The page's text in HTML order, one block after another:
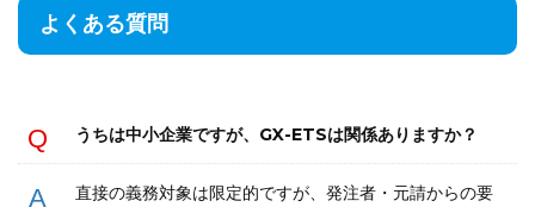
よくある質問
うちは中小企業ですが、GX-ETSは関係ありますか？
直接の義務対象は限定的ですが、発注者・元請からの要